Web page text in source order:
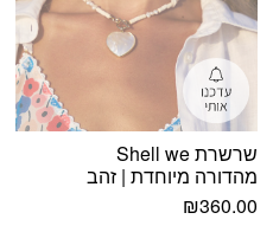
שרשרת Shell we
מהדורה מיוחדת | זהב
₪360.00